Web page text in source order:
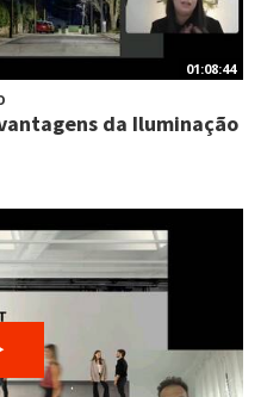
01:08:44
da Iluminação